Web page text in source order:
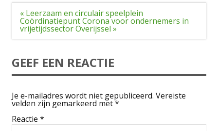
Bericht
navigatie
« Leerzaam en circulair speelplein
Coördinatiepunt Corona voor ondernemers in
vrijetijdssector Overijssel »
GEEF EEN REACTIE
Je e-mailadres wordt niet gepubliceerd. Vereiste
velden zijn gemarkeerd met*
Reactie *